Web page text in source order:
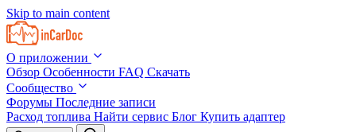
Skip to main content
О приложении
Обзор Особенности FAQ Скачать
Сообщество
Форумы Последние записи
Расход топлива Найти сервис Блог Купить адаптер